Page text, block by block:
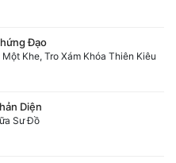
Đạo
Khe, Tro Xám Khóa Thiên Kiêu
Diện
Sư Đồ